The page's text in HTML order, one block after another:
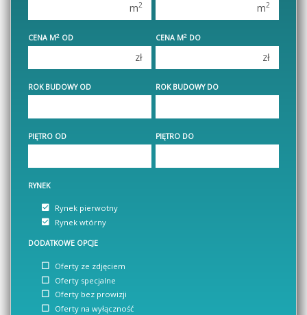
3 pokoje
4 pokoje
6 pokoi
3 pokoje
4 pokoje
6 pokoi
m2 m2
CENA M2 OD
zł
CENA M2 DO
zł
ROK BUDOWY OD ROK BUDOWY DO
PIĘTRO OD PIĘTRO DO
RYNEK
Rynek pierwotny
Rynek wtórny
DODATKOWE OPCJE
Oferty ze zdjęciem
Oferty specjalne
Oferty bez prowizji
Oferty na wyłączność